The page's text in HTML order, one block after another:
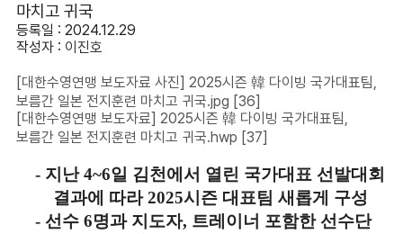
마치고 귀국
등록일 : 2024.12.29
작성자 : 이진호
[대한수영연맹 보도자료 사진] 2025시즌 韓 다이빙 국가대표팀,
보름간 일본 전지훈련 마치고 귀국.jpg [36]
[대한수영연맹 보도자료] 2025시즌 韓 다이빙 국가대표팀,
보름간 일본 전지훈련 마치고 귀국.hwp [37]
- 지난4~6일 김천에서 열린 국가대표 선발대회
결과에 따라2025시즌 대표팀 새롭게 구성
-선수6명과 지도자, 트레이너 포함한 선수단